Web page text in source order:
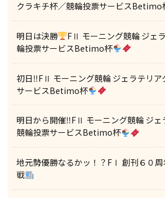
クラキチ杯／競輪投票サービスBetimo
明日は決勝
FⅡ モーニング競輪 ジェ
輪投票サービスBetimo杯
初日‼FⅡ モーニング競輪 ジェラテリア
サービスBetimo杯
明日から開催‼FⅡ モーニング競輪 ジェ
競輪投票サービスBetimo杯
地元勢優勝なるかッ！？FⅠ 創刊６０
戦